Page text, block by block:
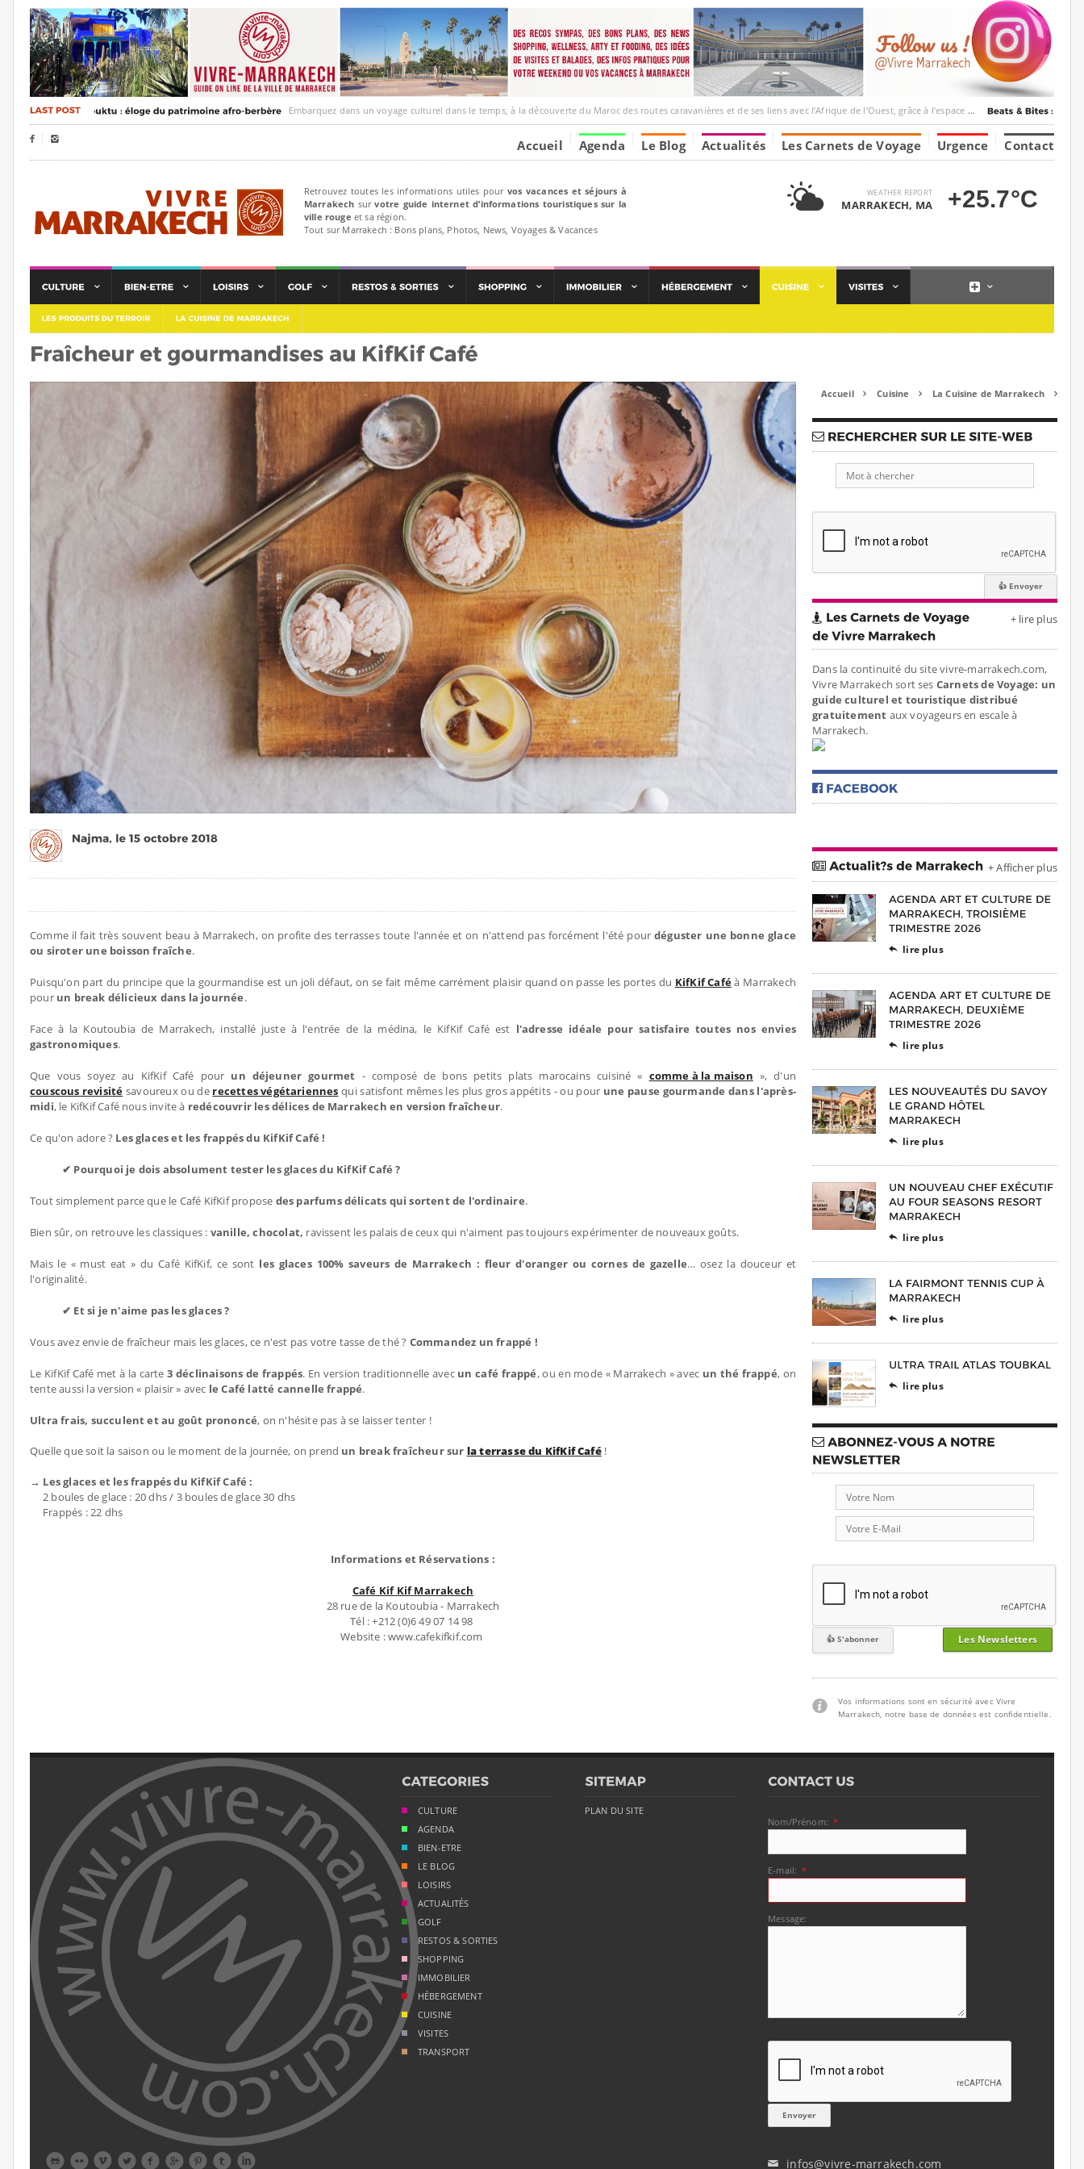
Embarquez dans un voyage culturel dans le temps, à la découverte du Maroc des routes caravanières et de ses liens avec l’Afrique de l’Ouest, grâce à l’espace Marrakesh-Tumbuktu.
  Accueil Agenda Le Blog Actualités Les Carnets de Voyage Urgence Contact
Retrouvez toutes les informations utiles pour vos vacances et séjours à
Marrakech survotre guide internet d’informations touristiques sur la
ville rouge et sa région.
Tout sur Marrakech : Bons plans, Photos, News, Voyages & Vacances
WEATHER REPORT
MARRAKECH, MA +25.7°C
Comme il fait très souvent beau à Marrakech, on profite des terrasses toute l'année et on n'attend pas forcément l'été pourdéguster une bonne glace
ou siroter une boisson fraîche.
Puisqu'on part du principe que la gourmandise est un joli défaut, on se fait même carrément plaisir quand on passe les portes du KifKif Caféà Marrakech
pourun break délicieux dans la journée.
Face à la Koutoubia de Marrakech, installé juste à l'entrée de la médina, le KifKif Café est l'adresse idéale pour satisfaire toutes nos envies
gastronomiques.
Que vous soyez au KifKif Café pour un déjeuner gourmet - composé de bons petits plats marocains cuisiné « comme à la maison », d'un
couscous revisité savoureux ou de recettes végétariennes qui satisfont mêmes les plus gros appétits - ou pour une pause gourmande dans l'après-
midi, le KifKif Café nous invite à redécouvrir les délices de Marrakech en version fraîcheur.
Ce qu'on adore ? Les glaces et les frappés du KifKif Café !
✔ Pourquoi je dois absolument tester les glaces du KifKif Café ?
Tout simplement parce que le Café KifKif propose des parfums délicats qui sortent de l'ordinaire.
Bien sûr, on retrouve les classiques : vanille, chocolat, ravissent les palais de ceux qui n'aiment pas toujours expérimenter de nouveaux goûts.
Mais le « must eat » du Café KifKif, ce sont les glaces 100% saveurs de Marrakech : fleur d'oranger ou cornes de gazelle… osez la douceur et
l'originalité.
✔ Et si je n'aime pas les glaces ?
Vous avez envie de fraîcheur mais les glaces, ce n'est pas votre tasse de thé ? Commandez un frappé !
Le KifKif Café met à la carte3 déclinaisons de frappés. En version traditionnelle avec un café frappé, ou en mode « Marrakech » avec un thé frappé, on
tente aussi la version « plaisir » avec le Café latté cannelle frappé.
Ultra frais, succulent et au goût prononcé, on n'hésite pas à se laisser tenter !
Quelle que soit la saison ou le moment de la journée, on prend un break fraîcheur sur la terrasse du KifKif Café !
→ Les glaces et les frappés du KifKif Café :
2 boules de glace : 20 dhs / 3 boules de glace 30 dhs
Frappés : 22 dhs
Informations et Réservations :
Café Kif Kif Marrakech
28 rue de la Koutoubia - Marrakech
Tél : +212 (0)6 49 07 14 98
Website : www.cafekifkif.com
Accueil  Cuisine  La Cuisine de Marrakech 
+ lire plus
Dans la continuité du site vivre-marrakech.com,
Vivre Marrakech sort ses Carnets de Voyage: un
guide culturel et touristique distribué
gratuitement aux voyageurs en escale à
Marrakech.
+ Afficher plus
 lire plus
 lire plus
 lire plus
 lire plus
 lire plus
 lire plus
Les Newsletters
Vos informations sont en sécurité avec Vivre
Marrakech, notre base de données est confidentielle.
        
CULTURE
AGENDA
BIEN-ETRE
LE BLOG
LOISIRS
ACTUALITÉS
GOLF
RESTOS & SORTIES
SHOPPING
IMMOBILIER
HÉBERGEMENT
CUISINE
VISITES
TRANSPORT
PLAN DU SITE
Nom/Prénom: *
E-mail: *
Message:
✉ infos@vivre-marrakech.com